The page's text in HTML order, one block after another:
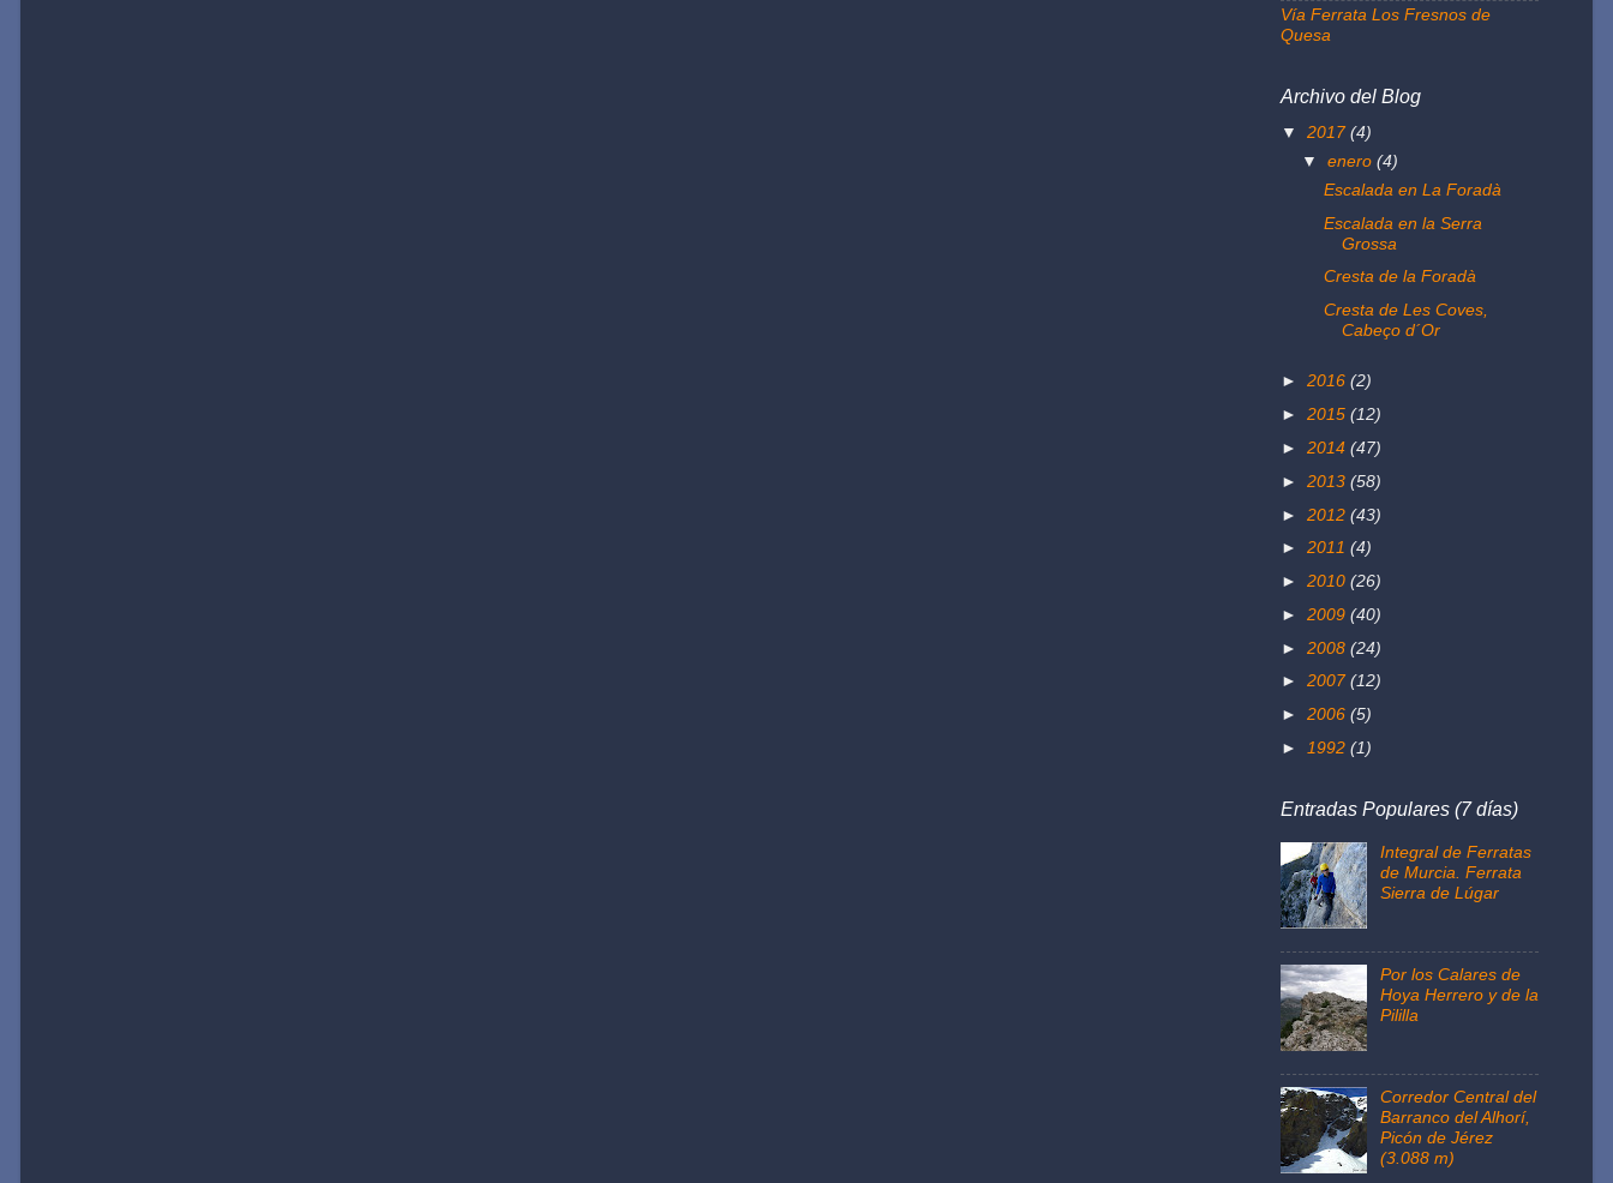
Vía Ferrata Los Fresnos de
Quesa
Archivo del Blog
▼ 2017(4)
▼enero(4)
Escalada en La Foradà
Escalada en la Serra
Grossa
Cresta de la Foradà
Cresta de Les Coves,
Cabeço d´Or
► 2016 (2)
► 2015 (12)
► 2014 (47)
► 2013 (58)
► 2012 (43)
► 2011 (4)
► 2010 (26)
► 2009 (40)
► 2008 (24)
► 2007(12)
► 2006 (5)
►
1992 (1)
Entradas Populares (7 días)
Integral de Ferratas
de Murcia. Ferrata
Sierra de Lúgar
Por los Calares de
Hoya Herrero y de la
Pililla
Corredor Central del
Barranco del Alhorí,
Picón de Jérez
(3.088 m)